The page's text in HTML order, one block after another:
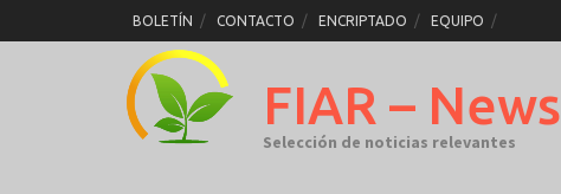
to
BOLETÍN CONTACTO ENCRIPTADO EQUIPO
FIAR – News
Selección de noticias relevantes